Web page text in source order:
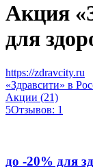
Акция
для
https://zdravcity.ru
«Здравсити» в
Акции (21)
5Отзывов: 1
до -20% для